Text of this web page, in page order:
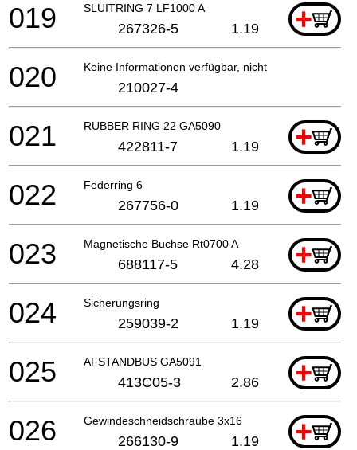
SLUITRING 7 LF1000 A +
019 267326-5 1.19
Keine Informationen verfügbar, nicht bestellbar
020 210027-4
RUBBER RING 22 GA5090 +
021 422811-7 1.19
Federring 6 +
022 267756-0 1.19
Magnetische Buchse Rt0700 A +
023 688117-5 4.28
Sicherungsring +
024 259039-2 1.19
AFSTANDBUS GA5091 +
025 413C05-3 2.86
Gewindeschneidschraube 3x16 +
026 266130-9 1.19